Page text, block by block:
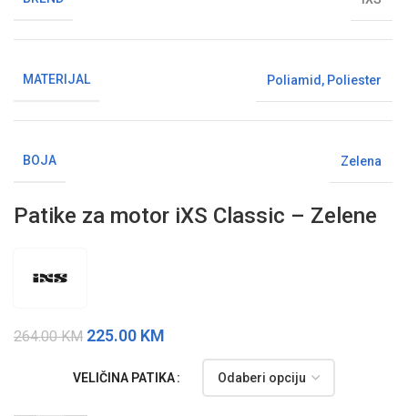
MATERIJAL Poliamid , Poliester
BOJA Zelena
Patike za motor iXS Classic – Zelene
264.00KM 225.00 KM
VELIČINA PATIKA